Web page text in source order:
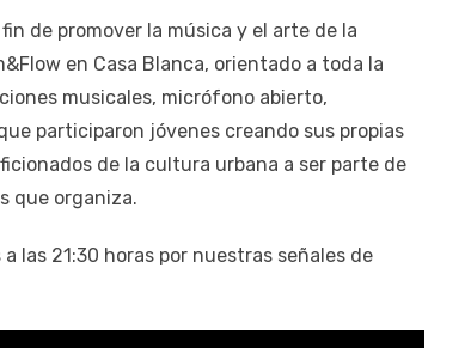
de promover la música y el arte de la
en Casa Blanca, orientado a toda la
musicales, micrófono abierto,
participaron jóvenes creando sus propias
de la cultura urbana a ser parte de
que organiza.
las 21:30 horas por nuestras señales de